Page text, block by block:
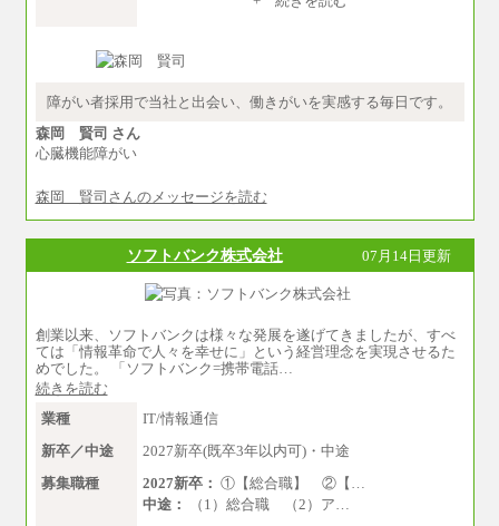
※業務内容・勤務形態に応じて、上記給与の範
※試用期間中も給与に変更はございません
障がい者採用で当社と出会い、働きがいを実感する毎日です。
森岡 賢司 さん
心臓機能障がい
森岡 賢司さんのメッセージを読む
ソフトバンク株式会社 07月14日更新
創業以来、ソフトバンクは様々な発展を遂げてきましたが、すべ
ては「情報革命で人々を幸せに」という経営理念を実現させるた
めでした。 「ソフトバンク=携帯電話…
続きを読む
業種
IT/情報通信
新卒／中途
2027新卒(既卒3年以内可)・中途
募集職種
2027新卒： ①【総合職】 ②【…
中途：
（1）総合職 （2）ア…